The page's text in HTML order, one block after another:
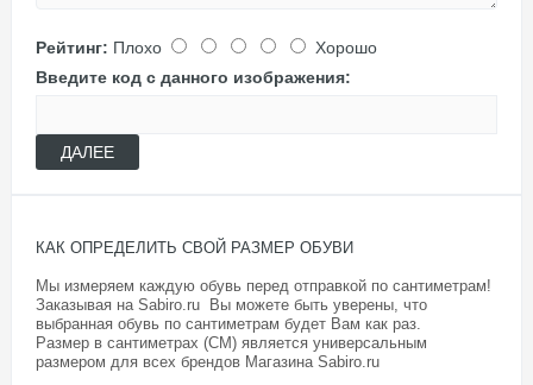
Рейтинг: Плохо
Хорошо
Введите код с данного изображения:
ДАЛЕЕ
КАК ОПРЕДЕЛИТЬ СВОЙ РАЗМЕР ОБУВИ
Мы измеряем каждую обувь перед отправкой по сантиметрам!
Заказывая на Sabiro.ru Вы можете быть уверены, что
выбранная обувь по сантиметрам будет Вам как раз.
Размер в сантиметрах (СМ) является универсальным
размером для всех брендов Магазина Sabiro.ru